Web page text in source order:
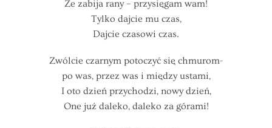
Że zabija rany – przysięgam wam!
Tylko dajcie mu czas,
Dajcie czasowi czas.
Zwólcie czarnym potoczyć się chmurom-
po was, przez was i między ustami,
I oto dzień przychodzi, nowy dzień,
One już daleko, daleko za górami!